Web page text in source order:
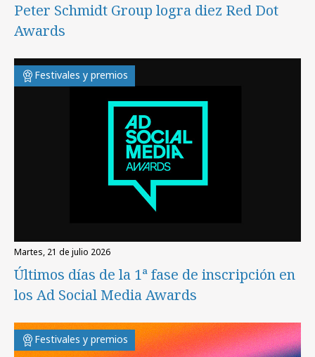
Peter Schmidt Group logra diez Red Dot
Awards
Festivales y premios
martes, 21 de julio 2026
Últimos días de la 1ª fase de inscripción en
los Ad Social Media Awards
Festivales y premios